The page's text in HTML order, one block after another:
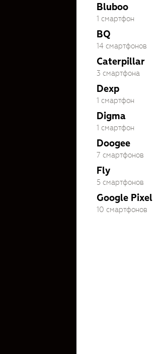
Bluboo
1 смартфон
BQ
14 смартфонов
Caterpillar
3 смартфона
Dexp
1 смартфон
Digma
1 смартфон
Doogee
7 смартфонов
Fly
5 смартфонов
Google Pixel
10 смартфонов